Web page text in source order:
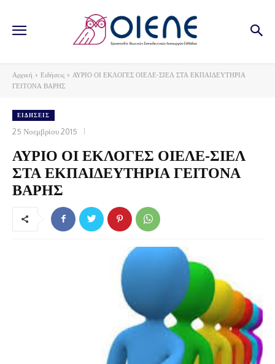
Αρχική Ειδήσεις
ΑΥΡΙΟ ΟΙ ΕΚΛΟΓΕΣ ΟΙΕΛΕ-ΣΙΕΛ ΣΤΑ ΕΚΠΑΙΔΕΥΤΗΡΙΑ
ΓΕΙΤΟΝΑ ΒΑΡΗΣ
ΕΙΔΉΣΕΙΣ
25 Νοεμβρίου 2015
ΑΥΡΙΟ ΟΙ ΕΚΛΟΓΕΣ ΟΙΕΛΕ-ΣΙΕΛ
ΣΤΑ ΕΚΠΑΙΔΕΥΤΗΡΙΑ ΓΕΙΤΟΝΑ
ΒΑΡΗΣ